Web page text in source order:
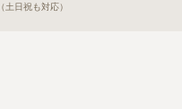
（土日祝も対応）